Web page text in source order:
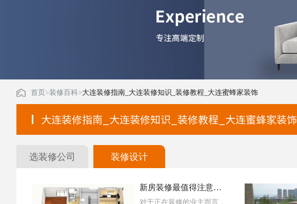
首页>装修百科>大连装修指南_大连装修知识_装修教程_大连蜜蜂家装饰
大连装修指南_大连装修知识_装修教程_大连蜜蜂家装饰
选装修公司 装修设计
新房装修最值得注意的四件事 学会了你就是装修大师
对于正在装修的业主而言，